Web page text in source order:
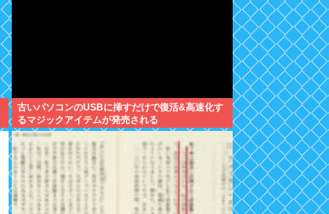
古いパソコンのUSBに挿すだけで復活&高速化す
るマジックアイテムが発売される